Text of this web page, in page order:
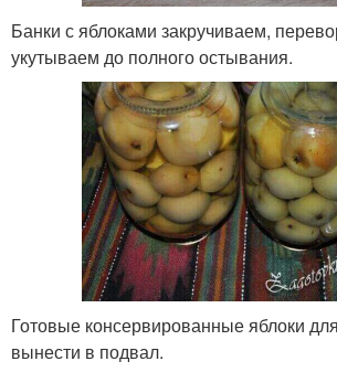
Банки с яблоками закручиваем,
укутываем до полного остывания.
Готовые консервированные яблоки
вынести в подвал.